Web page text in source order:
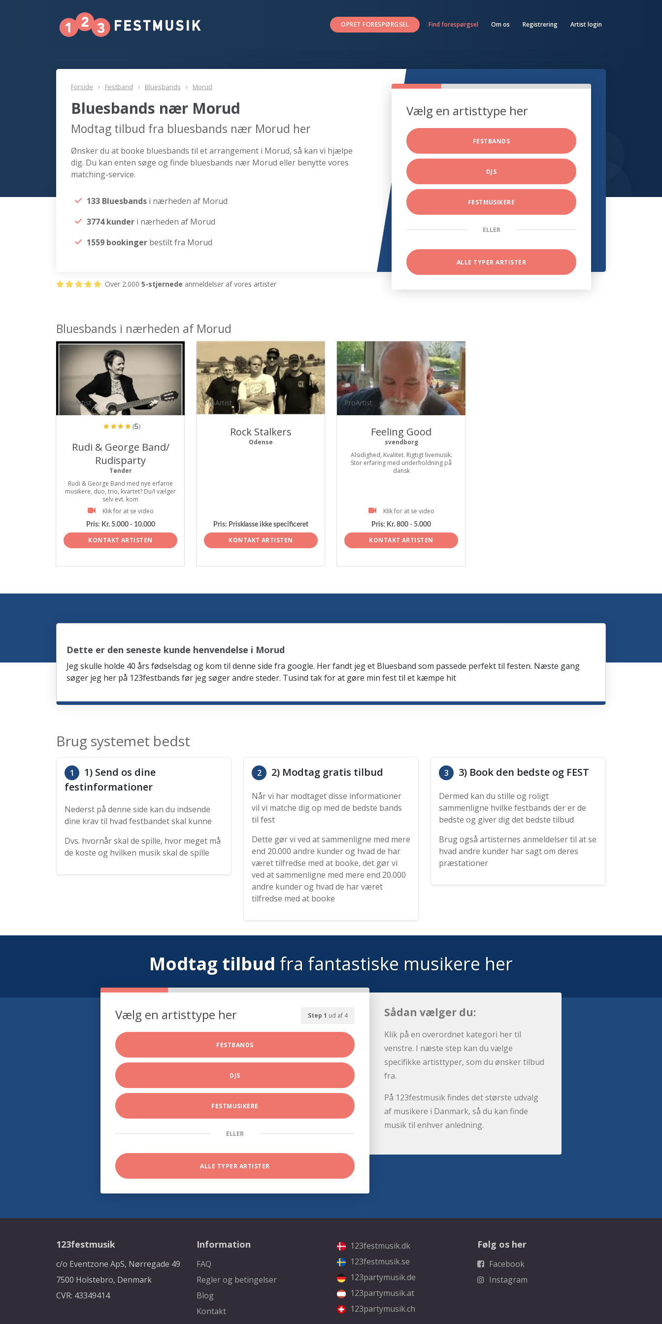
OPRET FORESPØRGSEL Find forespørgsel Om os Registrering Artist login
Forside Festband Bluesbands Morud
Bluesbands nær Morud
Modtag tilbud fra bluesbands nær Morud her
Ønsker du at booke bluesbands til et arrangement i Morud, så kan vi hjælpe
dig. Du kan enten søge og finde bluesbands nær Morud eller benytte vores
matching-service.
133 Bluesbands i nærheden af Morud
3774 kunder i nærheden af Morud
1559 bookinger bestilt fra Morud
Vælg en artisttype her
FESTBANDS
DJS
FESTMUSIKERE
ELLER
ALLE TYPER ARTISTER
Over 2.000 5-stjernede anmeldelser af vores artister
Bluesbands i nærheden af Morud
ProArtist
(5)
Rudi & George Band/
Rudisparty
Tønder
Rudi & George Band med nye erfarne
musikere, duo, trio, kvartet? Du/I vælger
selv evt. kom
Klik for at se video
Pris: Kr. 5.000 - 10.000
KONTAKT ARTISTEN
ProArtist
Rock Stalkers
Odense
Pris: Prisklasse ikke specificeret
KONTAKT ARTISTEN
ProArtist
Feeling Good
svendborg
Alsidighed, Kvalitet. Rigtigt livemusik.
Stor erfaring med underholdning på
dansk
Klik for at se video
Pris: Kr. 800 - 5.000
KONTAKT ARTISTEN
Dette er den seneste kunde henvendelse i Morud
Jeg skulle holde 40 års fødselsdag og kom til denne side fra google. Her fandt jeg et Bluesband som passede perfekt til festen. Næste gang
søger jeg her på 123festbands før jeg søger andre steder. Tusind tak for at gøre min fest til et kæmpe hit
Brug systemet bedst
1
1) Send os dine
festinformationer
Nederst på denne side kan du indsende
dine krav til hvad festbandet skal kunne
Dvs. hvornår skal de spille, hvor meget må
de koste og hvilken musik skal de spille
2 2) Modtag gratis tilbud
Når vi har modtaget disse informationer
vil vi matche dig op med de bedste bands
til fest
Dette gør vi ved at sammenligne med mere
end 20.000 andre kunder og hvad de har
været tilfredse med at booke, det gør vi
ved at sammenligne med mere end 20.000
andre kunder og hvad de har været
tilfredse med at booke
3 3) Book den bedste og FEST
Dermed kan du stille og roligt
sammenligne hvilke festbands der er de
bedste og giver dig det bedste tilbud
Brug også artisternes anmeldelser til at se
hvad andre kunder har sagt om deres
præstationer
Modtag tilbud fra fantastiske musikere her
Step 1 ud af 4
Vælg en artisttype her
FESTBANDS
DJS
FESTMUSIKERE
ELLER
ALLE TYPER ARTISTER
Sådan vælger du:
Klik på en overordnet kategori her til
venstre. I næste step kan du vælge
specifikke artisttyper, som du ønsker tilbud
fra.
På 123festmusik findes det største udvalg
af musikere i Danmark, så du kan finde
musik til enhver anledning.
123festmusik
c/o Eventzone ApS, Nørregade 49
7500 Holstebro, Denmark
CVR: 43349414
Information
FAQ
Regler og betingelser
Blog
Kontakt
123festmusik.dk
123festmusik.se
123partymusik.de
123partymusik.at
123partymusik.ch
Følg os her
Facebook
Instagram